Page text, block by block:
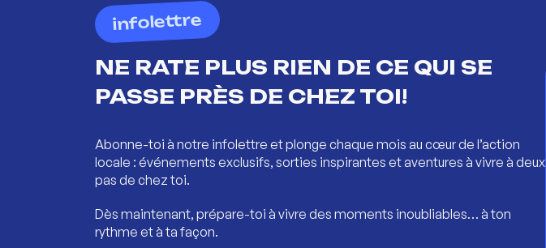
infolettre
NE RATE PLUS RIEN DE CE QUI SE
PASSE PRÈS DE CHEZ TOI!
Abonne-toi à notre infolettre et plonge chaque mois au cœur de l’action
locale : événements exclusifs, sorties inspirantes et aventures à vivre à deux
pas de chez toi.
Dès maintenant, prépare-toi à vivre des moments inoubliables… à ton
rythme et à ta façon.